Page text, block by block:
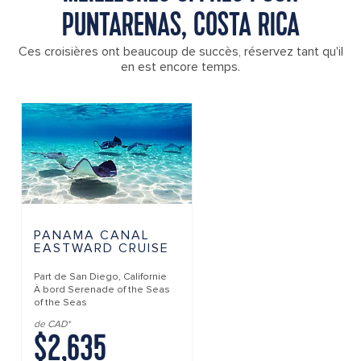
PUNTARENAS, COSTA RICA
Ces croisières ont beaucoup de succès, réservez tant qu'il
en est encore temps.
PANAMA CANAL
EASTWARD CRUISE
Part de San Diego, Californie
À bord Serenade of the Seas
of the Seas
de CAD*
$2,635